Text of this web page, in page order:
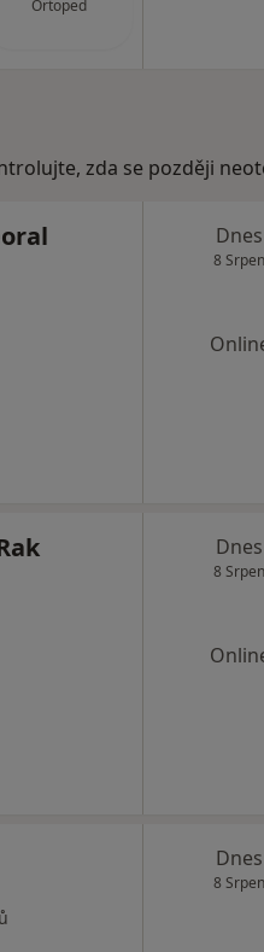
Ortoped
zda se později
Dnes
8 Srpen
Dnes
8 Srpen
Dnes
8 Srpen